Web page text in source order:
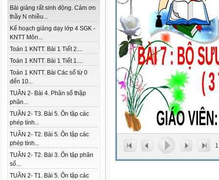
Bài giảng rất sinh động. Cảm ơn
thầy N nhiều...
Kế hoạch giảng dạy lớp 4 SGK -
KNTT Môn...
Toán 1 KNTT. Bài 1 Tiết 2....
Toán 1 KNTT. Bài 1 Tiết 1....
Toán 1 KNTT. Bài Các số từ 0
đến 10...
TUẦN 2- Bài 4. Phân số thập
phân...
TUẦN 2- T3. Bài 5. Ôn tập các
phép tính...
TUẦN 2- T2. Bài 5. Ôn tập các
phép tính...
TUẦN 2- T2. Bài 3. Ôn tập phân
số...
TUẦN 2- T1. Bài 5. Ôn tập các
1